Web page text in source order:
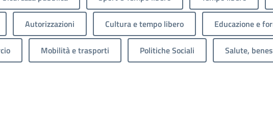
Autorizzazioni Cultura e tempo libero Educazione e
Mobilità e trasporti Politiche Sociali Salute,